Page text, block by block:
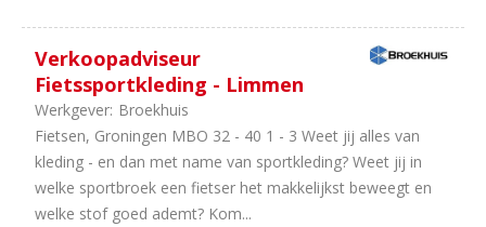
Verkoopadviseur
Fietssportkleding - Limmen
Werkgever: Broekhuis
Fietsen, Groningen MBO 32 - 40 1 - 3 Weet jij alles van
kleding - en dan met name van sportkleding? Weet jij in
welke sportbroek een fietser het makkelijkst beweegt en
welke stof goed ademt? Kom...